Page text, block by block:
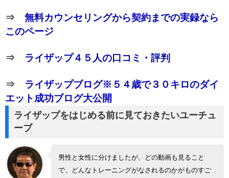
⇒ 無料カウンセリングから契約までの実録なら
このページ
⇒ ライザップ４５人の口コミ・評判
⇒ ライザップブログ※５４歳で３０キロのダイ
エット成功ブログ大公開
ライザップをはじめる前に見ておきたいユーチュ
ーブ
男性と女性に分けましたが、どの動画も見ること
で、どんなトレーニングがなされるのかがものすご